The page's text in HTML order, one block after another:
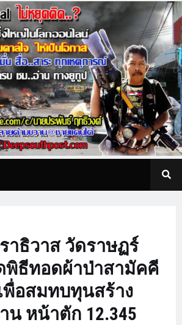
าธิวาส วัดราษฏร์
พิธีทอดผ้าป่าสามัคคี
พื่อสมทบทุนสร้าง
น หน้าตัก 12.345